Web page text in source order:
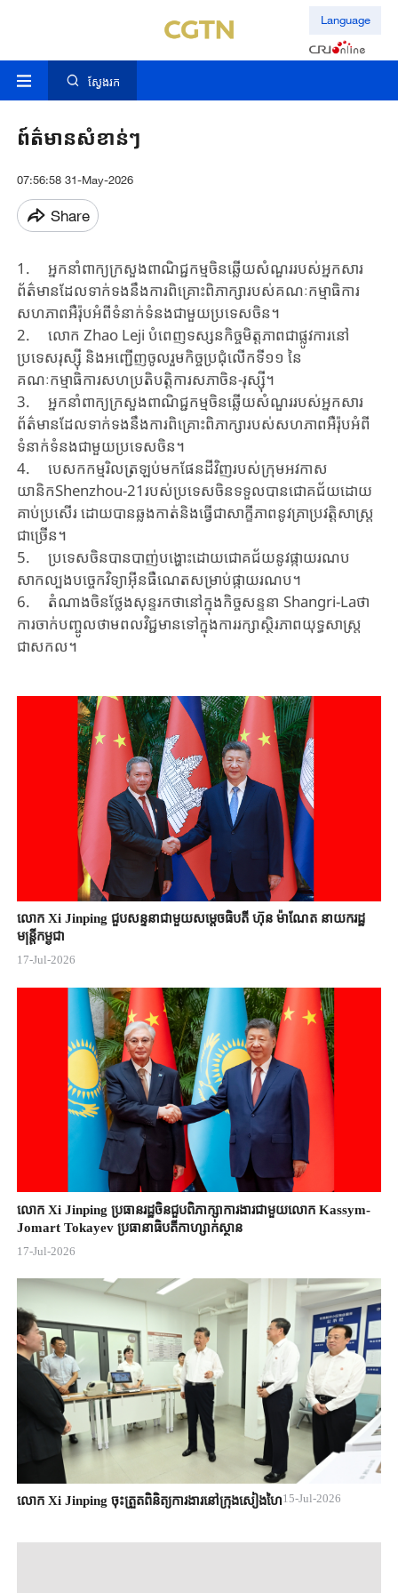
Language
ស្វែងរក
ព៍ត៌មានសំខាន់ៗ
07:56:58 31-May-2026
Share
1. អ្នកនាំពាក្យក្រសួងពាណិជ្ជកម្មចិនឆ្លើយសំណួររបស់អ្នកសារ
ព័ត៌មានដែលទាក់ទងនឹងការពិគ្រោះពិភាក្សារបស់គណៈកម្មាធិការ
សហភាពអឺរ៉ុបអំពីទំនាក់ទំនងជាមួយប្រទេសចិន។
2. លោក Zhao Leji បំពេញទស្សនកិច្ចមិត្តភាពជាផ្លូវការនៅ
ប្រទេសរុស្ស៊ី និងអញ្ជើញចូលរួមកិច្ចប្រជុំលើកទី១១ នៃ
គណៈកម្មាធិការសហប្រតិបត្តិការសភាចិន-រុស្ស៊ី។
3. អ្នកនាំពាក្យក្រសួងពាណិជ្ជកម្មចិនឆ្លើយសំណួររបស់អ្នកសារ
ព័ត៌មានដែលទាក់ទងនឹងការពិគ្រោះពិភាក្សារបស់សហភាពអឺរ៉ុបអំពី
ទំនាក់ទំនងជាមួយប្រទេសចិន។
4. បេសកកម្ម​រិល​ត្រឡប់​មក​ផែនដី​វិញ​របស់​ក្រុម​អវកាស
យានិកShenzhou-21របស់​ប្រទេស​ចិន​ទទួល​បាន​ជោគ​ជ័យ​ដោយ​
គាប់​ប្រសើរ​ ដោយបាន​ឆ្លងកាត់​និង​ធ្វើ​ជា​សាក្ខីភាព​នូវ​គ្រា​ប្រវត្តិសាស្រ្ត​
ជា​ច្រើន។
5. ប្រទេសចិនបានបាញ់បង្ហោះដោយជោគជ័យនូវផ្កាយរណប
សាកល្បងបច្ចេកវិទ្យាអ៊ីនធឺណេតសម្រាប់ផ្កាយរណប។
6. តំណាងចិនថ្លែងសុន្ទរកថានៅក្នុងកិច្ចសន្ទនា Shangri-Laថា
ការចាក់បញ្ចូលថាមពលវិជ្ជមានទៅក្នុងការរក្សាស្ថិរភាពយុទ្ធសាស្ត្រ
ជាសកល។
លោក Xi Jinping ជួបសន្ទនាជាមួយសម្តេចធិបតី ហ៊ុន ម៉ាណែត នាយករដ្ឋ
មន្ត្រីកម្ពុជា
17-Jul-2026
លោក Xi Jinping ប្រធានរដ្ឋចិន​ជួបពិភាក្សា​ការងារជាមួយ​លោក Kassym-
Jomart ​Tokayev ​ប្រធានាធិបតី​កាហ្សាក់ស្ថាន​
17-Jul-2026
លោក Xi Jinping ចុះត្រួតពិនិត្យការងារនៅក្រុងសៀងហៃ15-Jul-2026